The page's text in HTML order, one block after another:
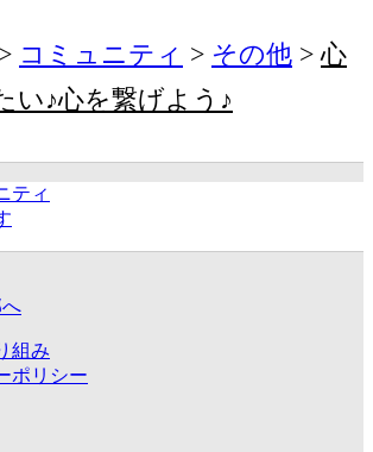
コミュニティ その他
心
い♪心を繋げよう♪
ティ
組み
ポリシー